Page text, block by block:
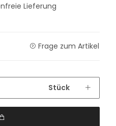
Lieferung
Frage zum Artikel
Stück